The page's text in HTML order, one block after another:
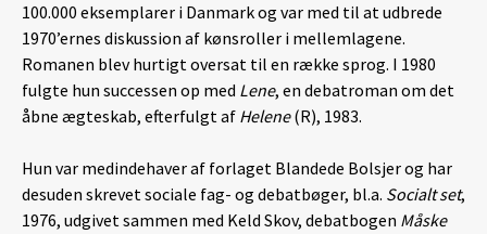
100.000 eksemplarer i Danmark og var med til at udbrede
1970’ernes diskussion af kønsroller i mellemlagene.
Romanen blev hurtigt oversat til en række sprog. I 1980
fulgte hun successen op med Lene, en debatroman om det
åbne ægteskab, efterfulgt af Helene(R), 1983.
Hun var medindehaver af forlaget Blandede Bolsjer og har
desuden skrevet sociale fag- og debatbøger, bl.a. Socialt set,
1976, udgivet sammen med Keld Skov, debatbogen Måske